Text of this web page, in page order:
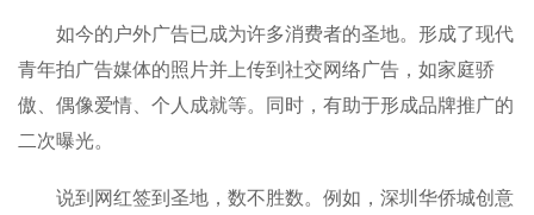
如今的户外广告已成为许多消费者的圣地。形成了现代
青年拍广告媒体的照片并上传到社交网络广告，如家庭骄
傲、偶像爱情、个人成就等。同时，有助于形成品牌推广的
二次曝光。
说到网红签到圣地，数不胜数。例如，深圳华侨城创意